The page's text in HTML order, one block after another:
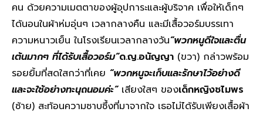
คน ด้วยความเมตตาของผู้อุปการะและผู้บริจาค เพื่อให้เด็กๆ
ได้นอนในผ้าห่มอุ่นๆ เวลากลางคืน และมีเสื้อวอร์มบรรเทา
ความหนาวเย็น ในโรงเรียนเวลากลางวัน“พวกหนูดีใจและตื่น
เต้นมากๆ ที่ได้รับเสื้อวอร์ม”ด.ญ.อนัญญา (ขวา) กล่าวพร้อม
รอยยิ้มที่สดใสกว่าที่เคย “พวกหนูจะเก็บและรักษาไว้อย่างดี
และจะใช้อย่างทะนุถนอมค่ะ”เสียงใสๆ ของเด็กหญิงชไมพร
(ซ้าย) สะท้อนความซาบซึ้งที่มาจากใจ เธอไม่ได้รับเพียงเสื้อผ้า